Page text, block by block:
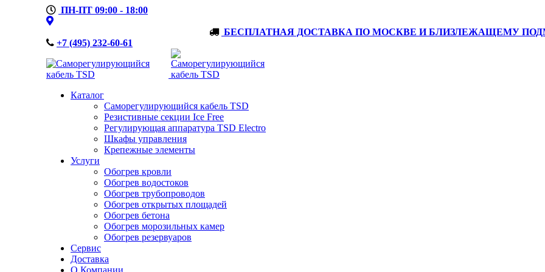
ПН-ПТ 09:00 - 18:00
БЕСПЛАТНАЯ ДОСТАВКА ПО МОСКВЕ И БЛИЗЛЕЖАЩЕМУ
+7 (495) 232-60-61
Каталог
Саморегулирующийся кабель TSD
Резистивные секции Ice Free
Регулирующая аппаратура TSD Electro
Шкафы управления
Крепежные элементы
Услуги
Обогрев кровли
Обогрев водостоков
Обогрев трубопроводов
Обогрев открытых площадей
Обогрев бетона
Обогрев морозильных камер
Обогрев резервуаров
Сервис
Доставка
О Компании